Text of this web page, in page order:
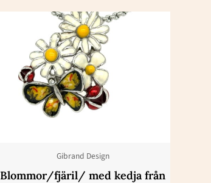
Gibrand Design
Blommor/fjäril/ med kedja från